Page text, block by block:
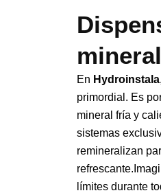
En Hydroinstala
primordial. Es
mineral fría y
sistemas
remineralizan
límites durante